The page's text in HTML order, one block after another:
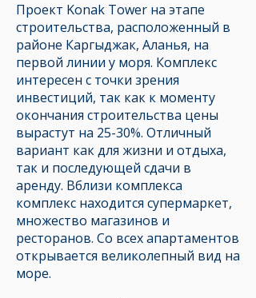
Проект Konak Tower на этапе
строительства, расположенный в
районе Каргыджак, Аланья, на
первой линии у моря. Комплекс
интересен с точки зрения
инвестиций, так как к моменту
окончания строительства цены
вырастут на 25-30%. Отличный
вариант как для жизни и отдыха,
так и последующей сдачи в
аренду. Вблизи комплекса
комплекс находится супермаркет,
множество магазинов и
ресторанов. Со всех апартаментов
открывается великолепный вид на
море.